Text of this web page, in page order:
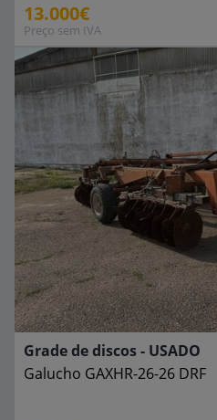
13.000€
Preço sem IVA
Grade de discos - USADO
Galucho GAXHR-26-26 DRF